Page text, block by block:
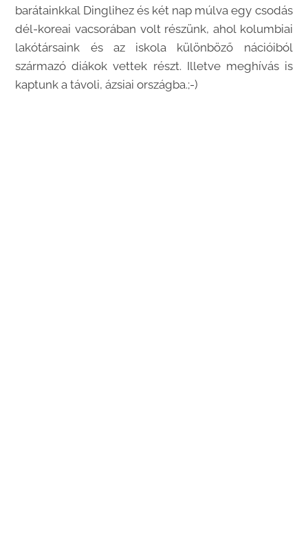
barátainkkal Dinglihez és két nap múlva egy csodás
dél-koreai vacsorában volt részünk, ahol kolumbiai
lakótársaink és az iskola különböző nációiból
származó diákok vettek részt. Illetve meghívás is
kaptunk a távoli, ázsiai országba.;-)